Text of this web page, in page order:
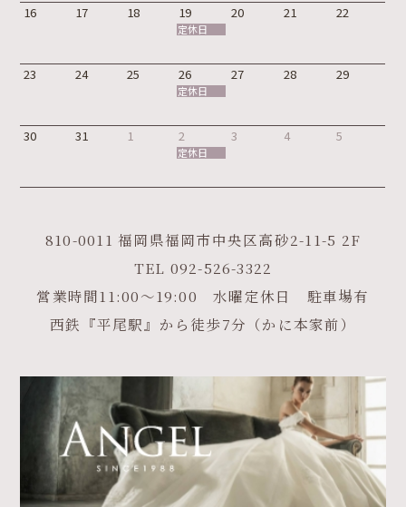
16 17 18 19
定休日
20 21 22
23 24 25 26
定休日
27 28 29
30 31 1 2
定休日
3 4 5
810-0011 福岡県福岡市中央区高砂2-11-5 2F
TEL 092-526-3322
営業時間11:00～19:00 水曜定休日 駐車場有
西鉄『平尾駅』から徒歩7分（かに本家前）